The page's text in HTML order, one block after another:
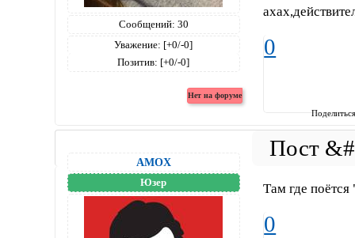
Сообщений: 30
Уважение: [+0/-0]
Позитив: [+0/-0]
0
AMOX
Юзер Там где
0